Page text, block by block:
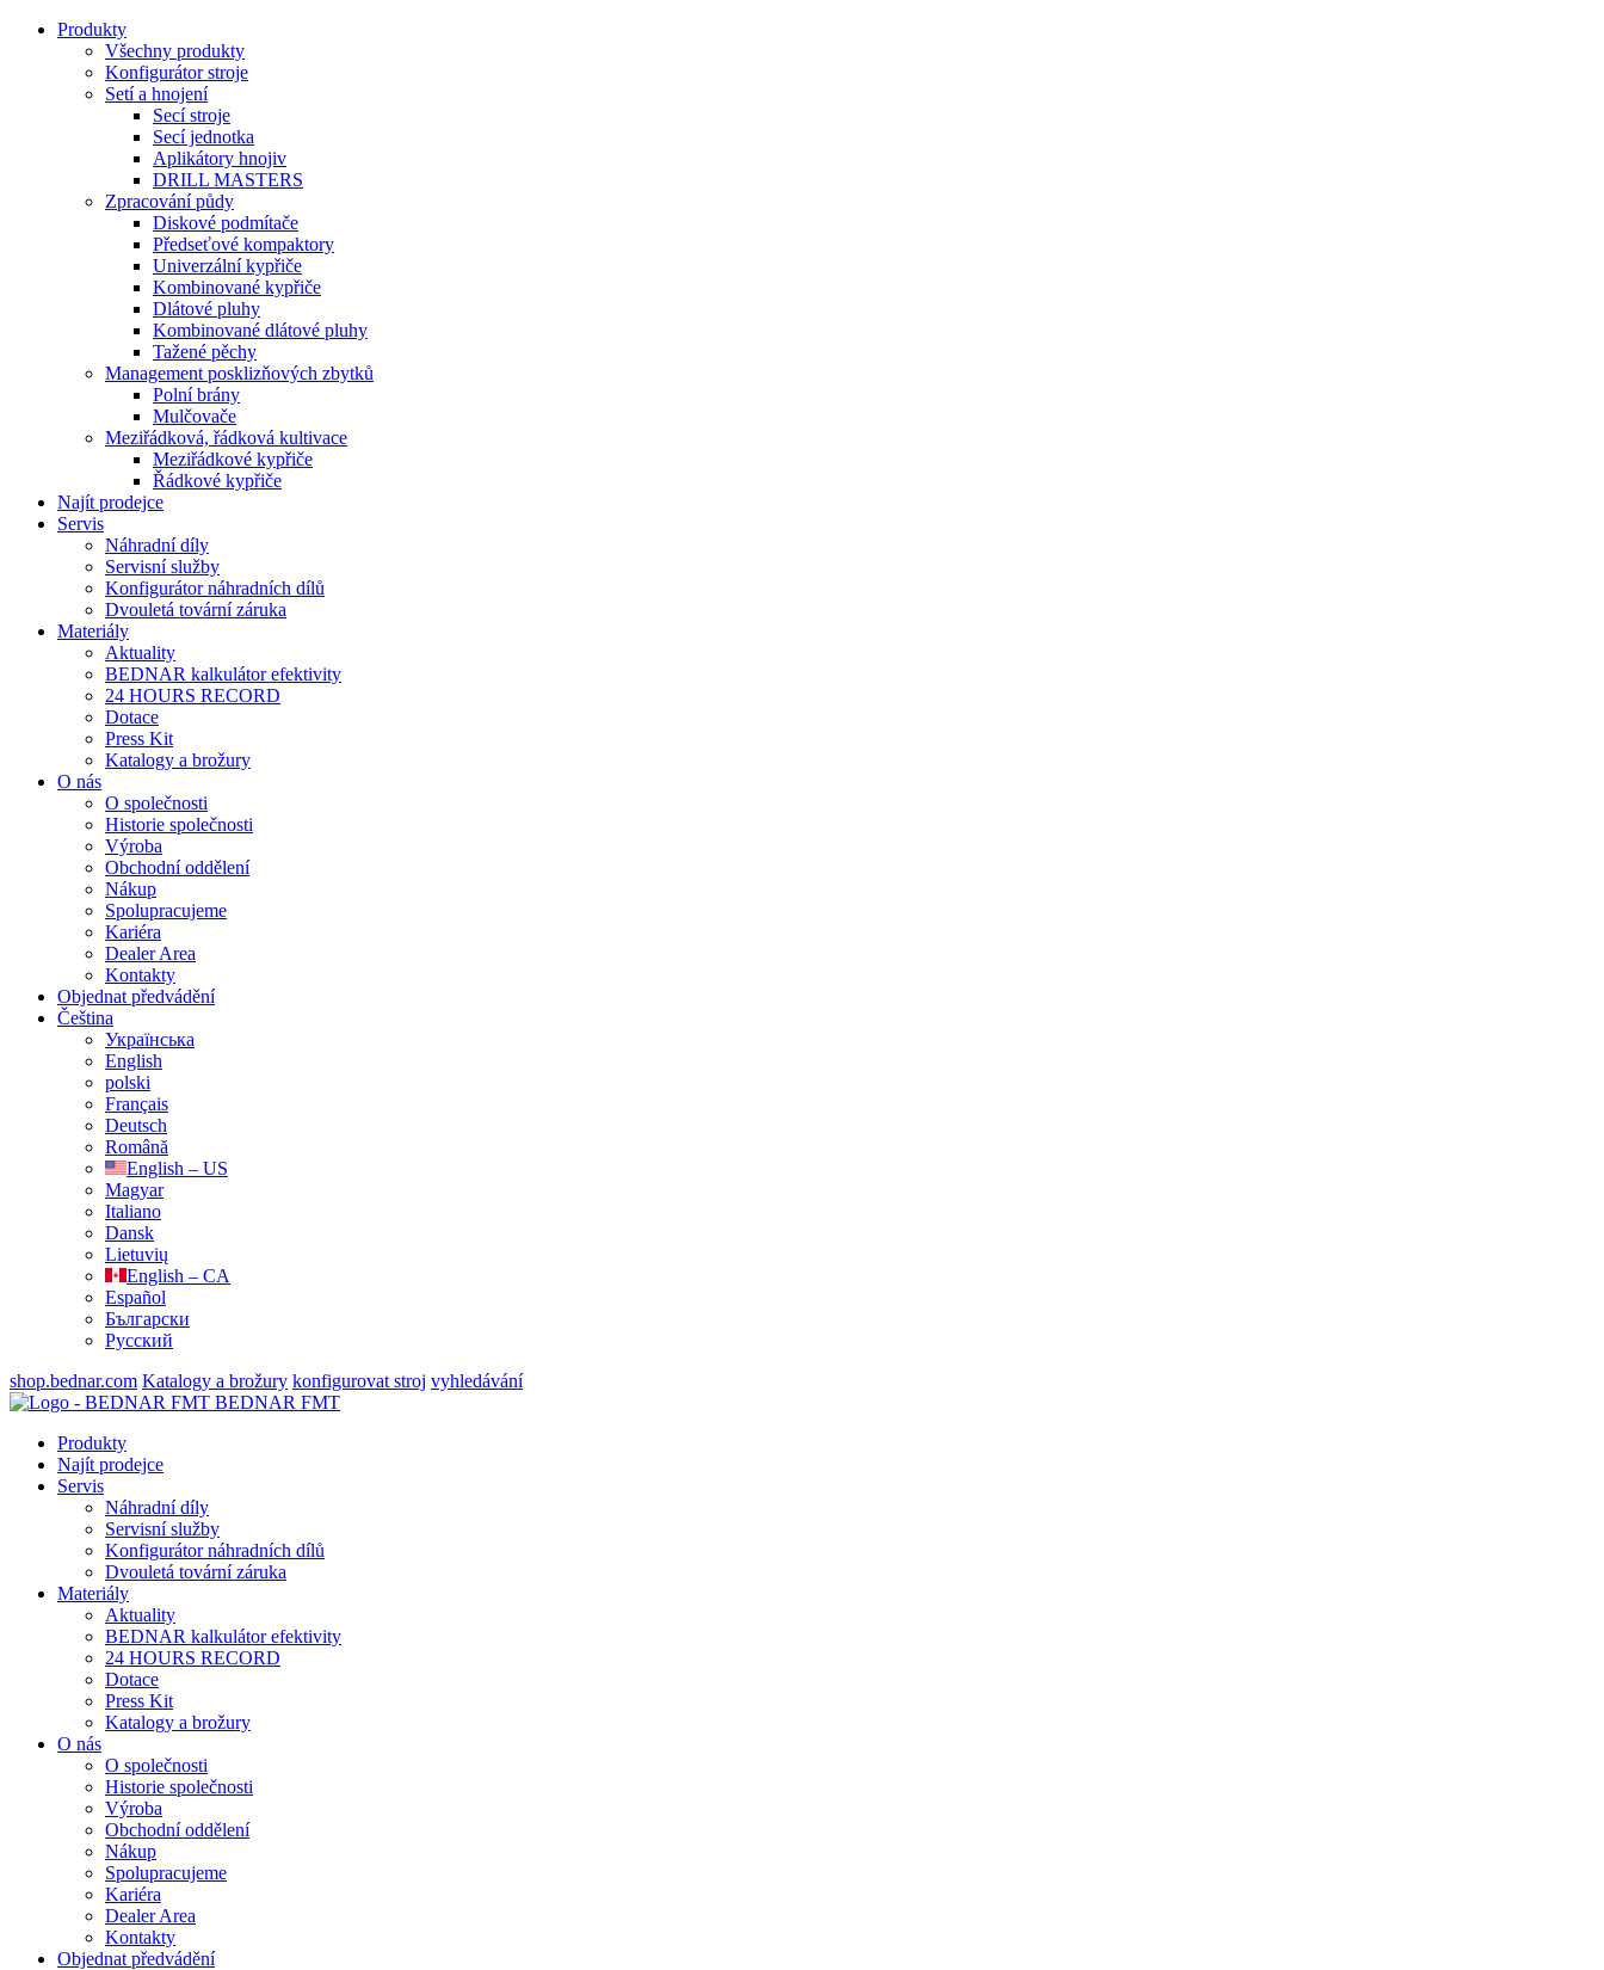
Produkty
Všechny produkty
Konfigurátor stroje
Setí a hnojení
Secí stroje
Secí jednotka
Aplikátory hnojiv
DRILL MASTERS
Zpracování půdy
Diskové podmítače
Předseťové kompaktory
Univerzální kypřiče
Kombinované kypřiče
Dlátové pluhy
Kombinované dlátové pluhy
Tažené pěchy
Management posklizňových zbytků
Polní brány
Mulčovače
Meziřádková, řádková kultivace
Meziřádkové kypřiče
Řádkové kypřiče
Najít prodejce
Servis
Náhradní díly
Servisní služby
Konfigurátor náhradních dílů
Dvouletá tovární záruka
Materiály
Aktuality
BEDNAR kalkulátor efektivity
24 HOURS RECORD
Dotace
Press Kit
Katalogy a brožury
O nás
O společnosti
Historie společnosti
Výroba
Obchodní oddělení
Nákup
Spolupracujeme
Kariéra
Dealer Area
Kontakty
Objednat předvádění
Čeština
Українська
English
polski
Français
Deutsch
Română
English – US
Magyar
Italiano
Dansk
Lietuvių
English – CA
Español
Български
Русский
shop.bednar.com Katalogy a brožury konfigurovat stroj vyhledávání
BEDNAR FMT
Produkty
Najít prodejce
Servis
Náhradní díly
Servisní služby
Konfigurátor náhradních dílů
Dvouletá tovární záruka
Materiály
Aktuality
BEDNAR kalkulátor efektivity
24 HOURS RECORD
Dotace
Press Kit
Katalogy a brožury
O nás
O společnosti
Historie společnosti
Výroba
Obchodní oddělení
Nákup
Spolupracujeme
Kariéra
Dealer Area
Kontakty
Objednat předvádění